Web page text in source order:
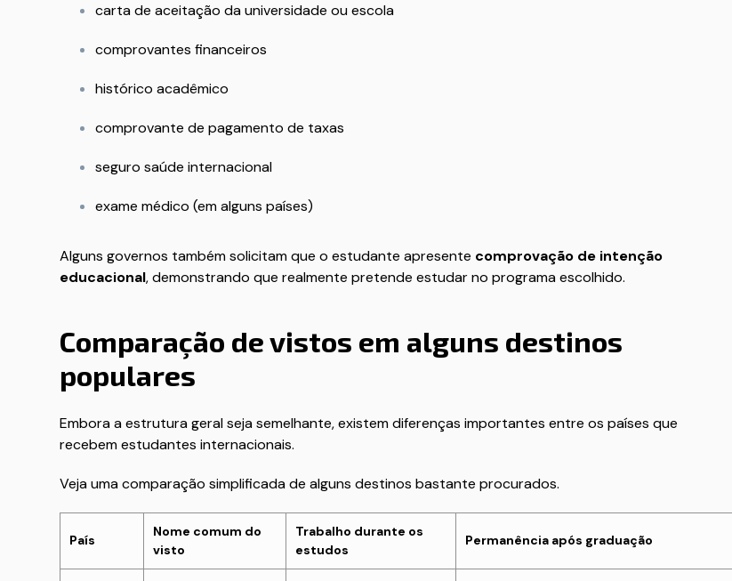
carta de aceitação da universidade ou escola
comprovantes financeiros
histórico acadêmico
comprovante de pagamento de taxas
seguro saúde internacional
exame médico (em alguns países)
Alguns governos também solicitam que o estudante apresente comprovação de intenção
educacional, demonstrando que realmente pretende estudar no programa escolhido.
Comparação de vistos em alguns destinos
populares
Embora a estrutura geral seja semelhante, existem diferenças importantes entre os países que
recebem estudantes internacionais.
Veja uma comparação simplificada de alguns destinos bastante procurados.
País
Nome comum do
visto
Trabalho durante os
estudos
Permanência após graduação